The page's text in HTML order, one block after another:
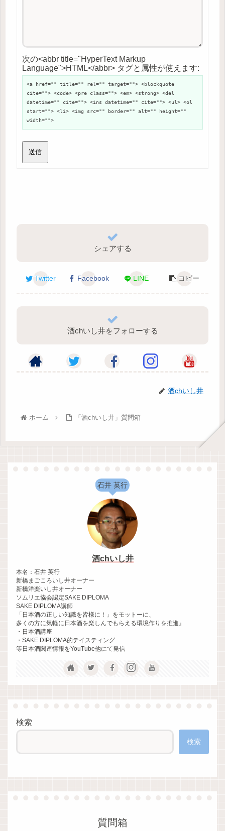
次の<abbr title="HyperText Markup
Language">HTML</abbr> タグと属性が使えます:
<a href="" title="" rel="" target=""> <blockquote
cite=""> <code> <pre class=""> <em> <strong> <del
datetime="" cite=""> <ins datetime="" cite=""> <ul> <ol
start=""> <li> <img src="" border="" alt="" height=""
width="">
送信
シェアする
Twitter Facebook LINE コピー
酒chいし井をフォローする
酒chいし井
ホーム 「酒chいし井」質問箱
石井 英行
酒chいし井
本名：石井 英行
新橋まごころいし井オーナー
新橋洋楽いし井オーナー
ソムリエ協会認定SAKE DIPLOMA
SAKE DIPLOMA講師
「日本酒の正しい知識を皆様に！」をモットーに、
多くの方に気軽に日本酒を楽しんでもらえる環境作りを推進』
・日本酒講座
・SAKE DIPLOMA的テイスティング
等日本酒関連情報をYouTube他にて発信
検索
検索
質問箱